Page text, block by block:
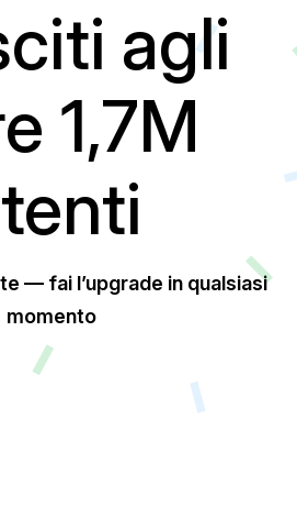
agli
1,7M
— fai l’upgrade in qualsiasi
momento